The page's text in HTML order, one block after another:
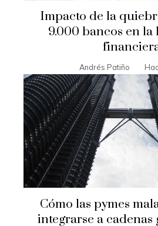
Impacto de la
9.000 bancos en la
Andrés Patiño
Cómo las pymes
integrarse a cadenas